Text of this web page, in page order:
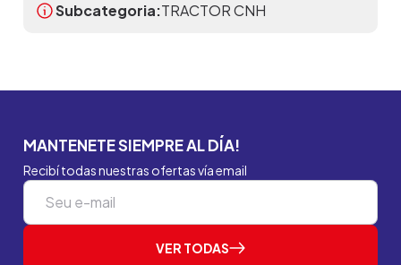
Subcategoria:TRACTOR CNH
MANTENETE SIEMPRE AL DÍA!
Recibí todas nuestras ofertas vía email
VER TODAS